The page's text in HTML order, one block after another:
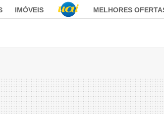
IMÓVEIS MELHORES